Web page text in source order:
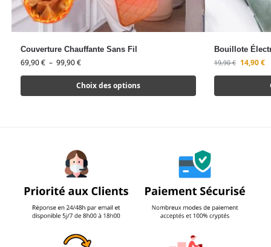
Couverture Chauffante Sans Fil
69,90€ – 99,90€
Choix des options
Bouillote
19,90€ 14,90€